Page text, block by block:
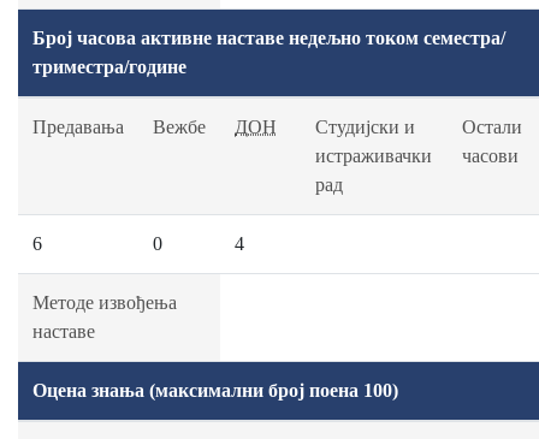
Број часова активне наставе недељно током семестра/
триместра/године
Предавања Вежбе ДОН
Студијски и
истраживачки
рад
Остали
часови
6 0 4
Методе извођења
наставе
Оцена знања (максимални број поена 100)